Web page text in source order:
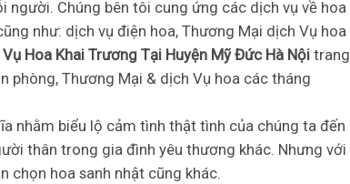
người. Chúng bên tôi cung ứng các dịch vụ về hoa
như: dịch vụ điện hoa, Thương Mại dịch Vụ hoa
Hoa Khai Trương Tại Huyện Mỹ Đức Hà Nội trang
phòng, Thương Mại & dịch Vụ hoa các tháng
nhằm biểu lộ cảm tình thật tình của chúng ta đến
thân trong gia đình yêu thương khác. Nhưng với
chọn hoa sanh nhật cũng khác.